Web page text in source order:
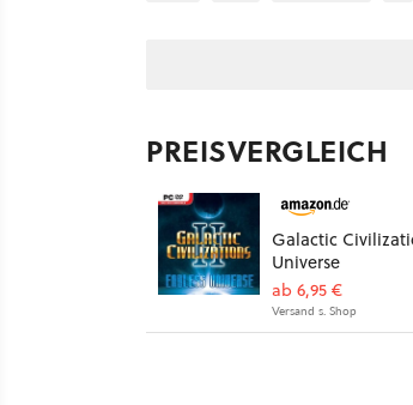
PREISVERGLEICH
Galactic
Universe
ab 6,95 €
Versand s. Shop